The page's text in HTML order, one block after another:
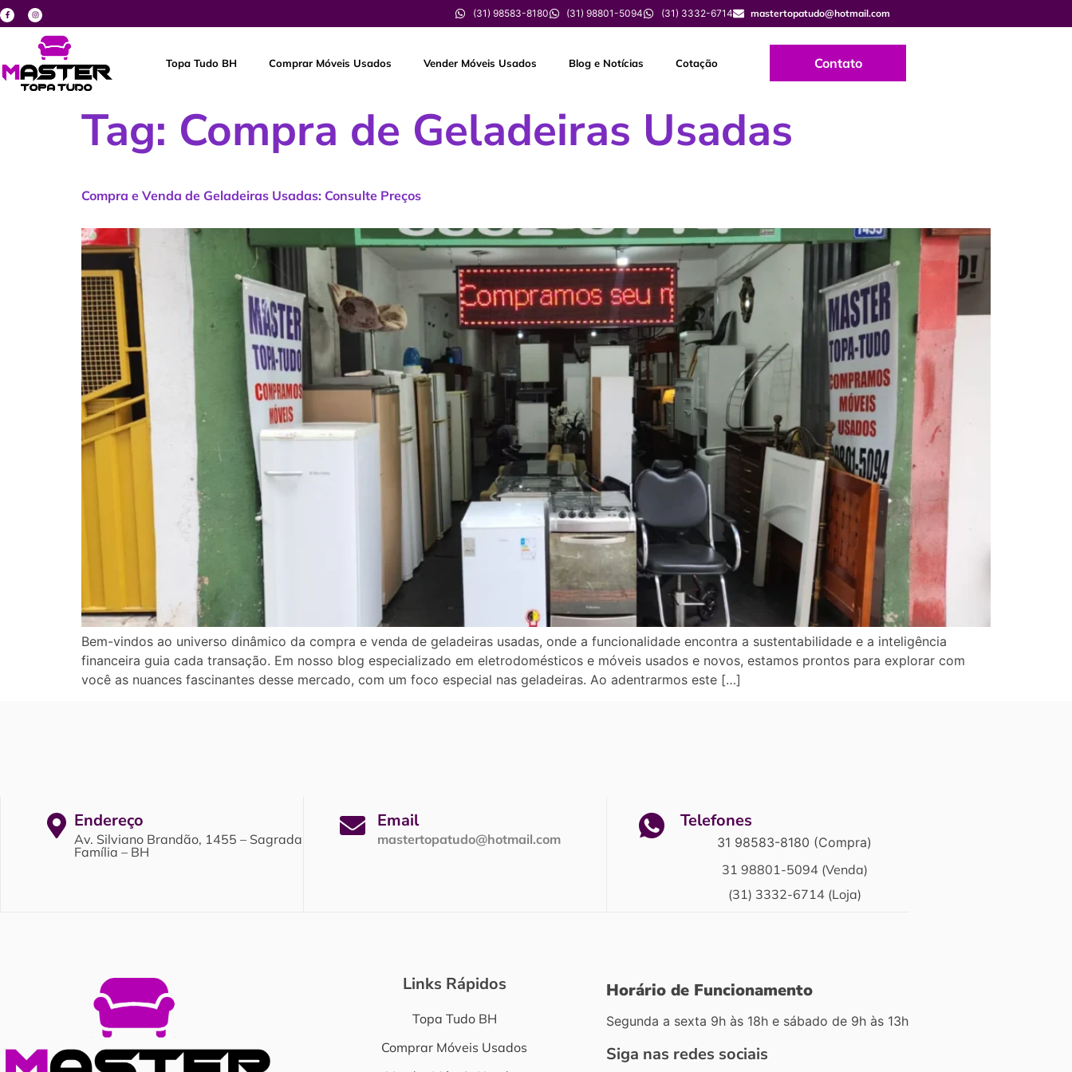
(31) 98583-8180 (31) 98801-5094 (31) 3332-6714 mastertopatudo@hotmail.com
Topa Tudo BH Comprar Móveis Usados Vender Móveis Usados Blog e Notícias Cotação Contato
Tag: Compra de Geladeiras Usadas
Compra e Venda de Geladeiras Usadas: Consulte Preços
Bem-vindos ao universo dinâmico da compra e venda de geladeiras usadas, onde a funcionalidade encontra a sustentabilidade e a inteligência
financeira guia cada transação. Em nosso blog especializado em eletrodomésticos e móveis usados e novos, estamos prontos para explorar com
você as nuances fascinantes desse mercado, com um foco especial nas geladeiras. Ao adentrarmos este […]
Endereço
Av. Silviano Brandão, 1455 – Sagrada
Família – BH
Email
mastertopatudo@hotmail.com
Telefones
31 98583-8180 (Compra)
31 98801-5094 (Venda)
(31) 3332-6714 (Loja)
Links Rápidos
Topa Tudo BH
Comprar Móveis Usados
Horário de Funcionamento
Segunda a sexta 9h às 18h e sábado de 9h às 13h
Siga nas redes sociais